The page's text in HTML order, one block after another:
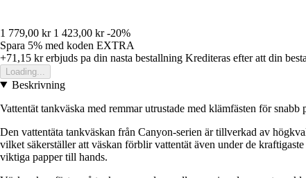
1 779,00 kr 1 423,00 kr -20%
Spara 5% med koden EXTRA
+71,15 krerbjuds pa din nasta bestallning Krediteras efter att din
Loading...
Beskrivning
Vattentät tankväska med remmar utrustade med klämfästen för
Den vattentäta tankväskan från Canyon-serien är tillverkad av
vilket säkerställer att väskan förblir vattentät även under de
viktiga papper till hands.